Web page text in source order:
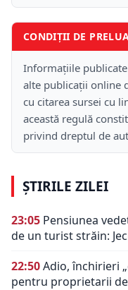
CONDIȚII DE
Informațiile
alte publicații online
cu citarea sursei cu
această regulă
privind dreptul de
ȘTIRILE ZILEI
23:05 Pensiunea
de un turist străin:
22:50Adio, închirieri
pentru proprietarii